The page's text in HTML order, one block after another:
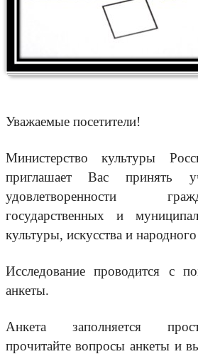
Уважаемые посетители!
Министерство культуры
приглашает Вас принять
удовлетворенности
государственных и
культуры, искусства и
Исследование проводится с
анкеты.
Анкета заполняется
прочитайте вопросы анкеты и